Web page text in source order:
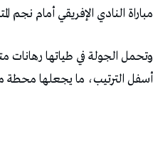
مباراة النادي الإفريقي أمام
وتحمل الجولة في طياتها رهانات
أسفل الترتيب، ما يجعلها محطة